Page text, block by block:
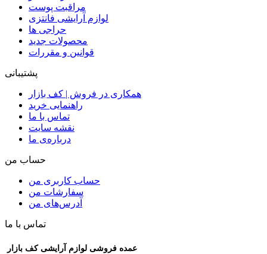
مراقبت پوست
لوازم آرایشی فانتزی
حراجی ها
محصولات جدید
قوانین و مقررات
پشتیبانی
همکاری در فروش | کف بازار
راهنمایی خرید
تماس با ما
نقشه سایت
درباره‌ی ما
حساب من
حساب کاربری من
سفارشات من
آدرس‌های من
تماس با ما